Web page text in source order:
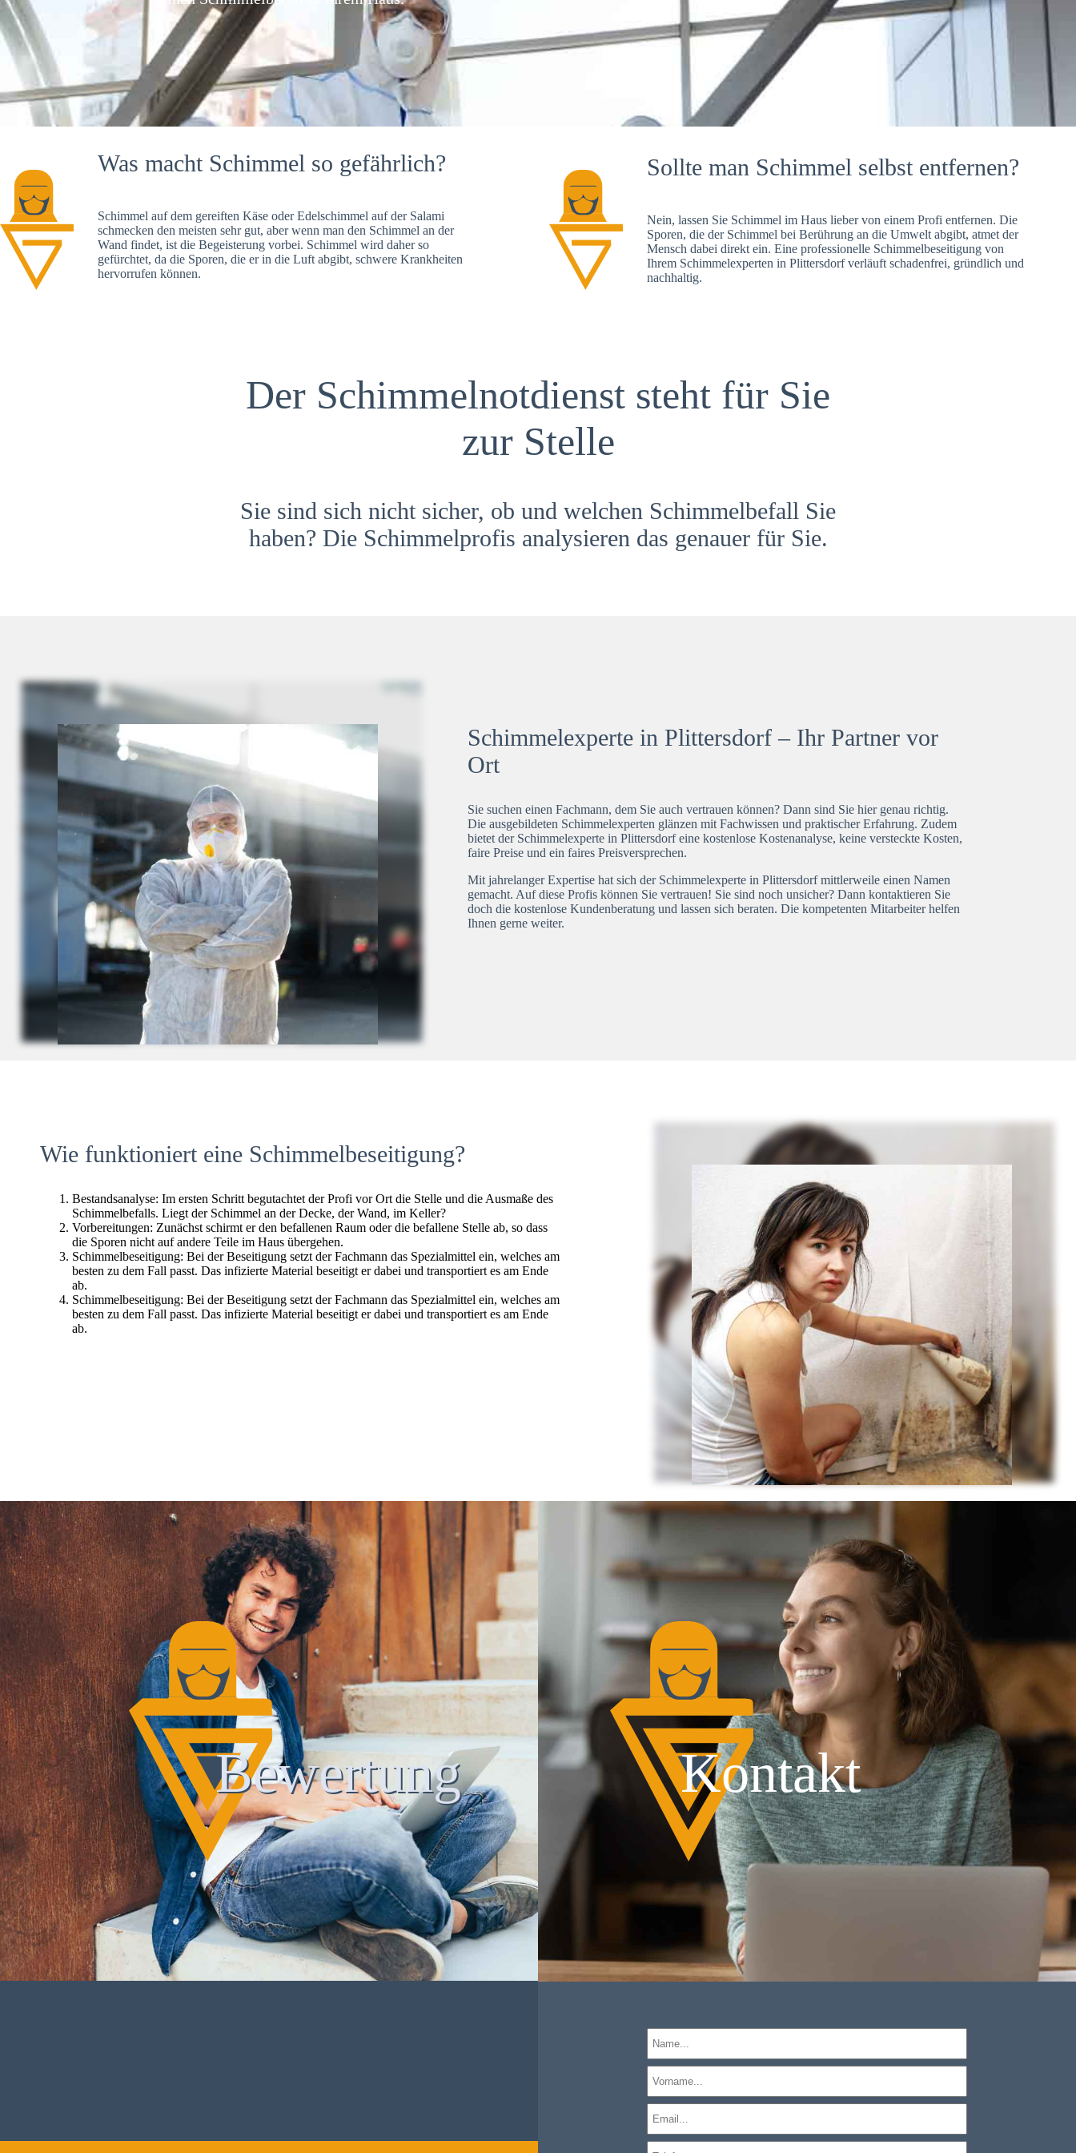
Was macht Schimmel so gefährlich?
Schimmel auf dem gereiften Käse oder Edelschimmel auf der Salami
schmecken den meisten sehr gut, aber wenn man den Schimmel an der
Wand findet, ist die Begeisterung vorbei. Schimmel wird daher so
gefürchtet, da die Sporen, die er in die Luft abgibt, schwere Krankheiten
hervorrufen können.
Sollte man Schimmel selbst entfernen?
Nein, lassen Sie Schimmel im Haus lieber von einem Profi entfernen. Die
Sporen, die der Schimmel bei Berührung an die Umwelt abgibt, atmet der
Mensch dabei direkt ein. Eine professionelle Schimmelbeseitigung von
Ihrem Schimmelexperten in Plittersdorf verläuft schadenfrei, gründlich und
nachhaltig.
Der Schimmelnotdienst steht für Sie
zur Stelle
Sie sind sich nicht sicher, ob und welchen Schimmelbefall Sie
haben? Die Schimmelprofis analysieren das genauer für Sie.
Schimmelexperte in Plittersdorf – Ihr Partner vor
Ort
Sie suchen einen Fachmann, dem Sie auch vertrauen können? Dann sind Sie hier genau richtig.
Die ausgebildeten Schimmelexperten glänzen mit Fachwissen und praktischer Erfahrung. Zudem
bietet der Schimmelexperte in Plittersdorf eine kostenlose Kostenanalyse, keine versteckte Kosten,
faire Preise und ein faires Preisversprechen.
Mit jahrelanger Expertise hat sich der Schimmelexperte in Plittersdorf mittlerweile einen Namen
gemacht. Auf diese Profis können Sie vertrauen! Sie sind noch unsicher? Dann kontaktieren Sie
doch die kostenlose Kundenberatung und lassen sich beraten. Die kompetenten Mitarbeiter helfen
Ihnen gerne weiter.
Wie funktioniert eine Schimmelbeseitigung?
Bestandsanalyse: Im ersten Schritt begutachtet der Profi vor Ort die Stelle und die Ausmaße des
Schimmelbefalls. Liegt der Schimmel an der Decke, der Wand, im Keller?
Vorbereitungen: Zunächst schirmt er den befallenen Raum oder die befallene Stelle ab, so dass
die Sporen nicht auf andere Teile im Haus übergehen.
Schimmelbeseitigung: Bei der Beseitigung setzt der Fachmann das Spezialmittel ein, welches am
besten zu dem Fall passt. Das infizierte Material beseitigt er dabei und transportiert es am Ende
ab.
Schimmelbeseitigung: Bei der Beseitigung setzt der Fachmann das Spezialmittel ein, welches am
besten zu dem Fall passt. Das infizierte Material beseitigt er dabei und transportiert es am Ende
ab.
Bewertung Kontakt